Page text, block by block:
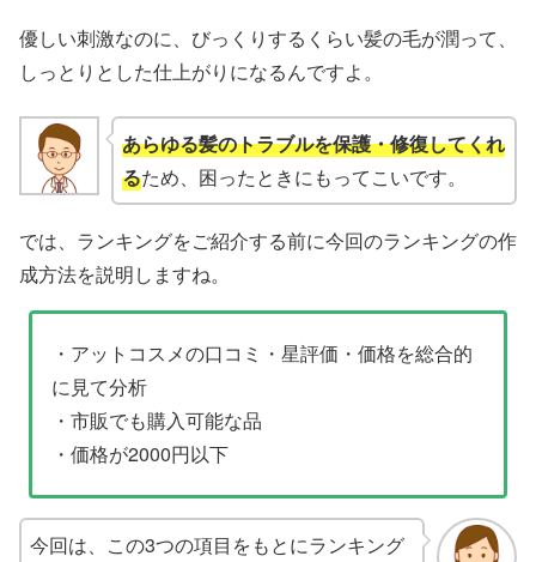
優しい刺激なのに、びっくりするくらい髪の毛が潤って、
しっとりとした仕上がりになるんですよ。
あらゆる髪のトラブルを保護・修復してくれ
るため、困ったときにもってこいです。
では、ランキングをご紹介する前に今回のランキングの作
成方法を説明しますね。
・アットコスメの口コミ・星評価・価格を総合的
に見て分析
・市販でも購入可能な品
・価格が2000円以下
今回は、この3つの項目をもとにランキング